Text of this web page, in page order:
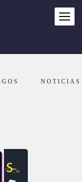
NOTICIAS